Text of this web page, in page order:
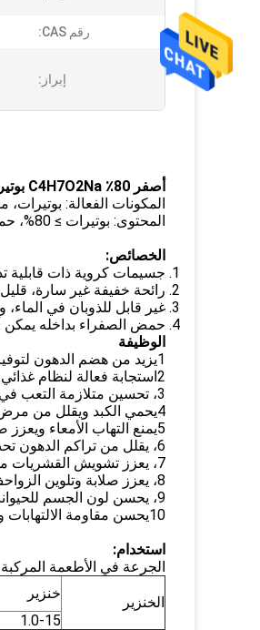
رقم CAS:
إبراز:
أصفر 80٪ C4H7O2Na بوتيرات الصوديوم مسحوق زائد حمض الصفراء
المكونات الفعالة:
المحتوى: بوتيرات ≥ 80%، حمض الصفراء ≥ 6%
الخصائص:
جسيمات كروية ذات قابلية
رائحة خفيفة غير سارة،
غير قابل للذوبان في
حمض الصفراء بداخله يمكن
الوظيفة
1يزيد من هضم الدهون لتوفير تكلفة العلف.
2استجابة فعالة لنظام غذائي غني بالدهون وعدم كفاية الكبد في الحيوانات الشابة.
3، تحسين متلازمة التعب في فترة الإعداد المتأخرة (أكثر من 80 أسبوعًا)
4يحمي الكبد ويقلل من مرض الكبد الدهني
5يمنع التهاب الأمعاء ويعزز صحة الأمعاء
6، يقلل من تراكم الدهون تحت الجلد قبل 35 يوما من الذبح، ويحسن نوعية اللحوم.
7، يعزز تشويش القشريات مثل الجمبري والسرطانات.
8، يعزز صلابة وتلوين الزواحف مثل السلاحف.
9، يحسن لون الجسم للحيوانات المائية، ويحسن تكوين الجسم.
10يحسن مقاومة الالتهابات والإجهاد والأمراض ويزيد من معدل البقاء على قيد الحياة.
استخدام:
الجرعة في الأطعمة
الخنزير
خنزير
1.0-15